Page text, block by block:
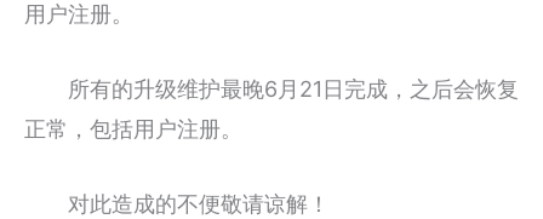
用户注册。
所有的升级维护最晚6月21日完成，之后会恢复
正常，包括用户注册。
对此造成的不便敬请谅解！